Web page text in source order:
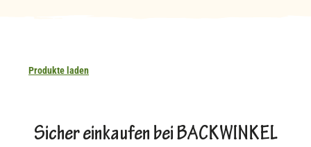
Produkte laden
Sicher einkaufen bei BACKWINKEL